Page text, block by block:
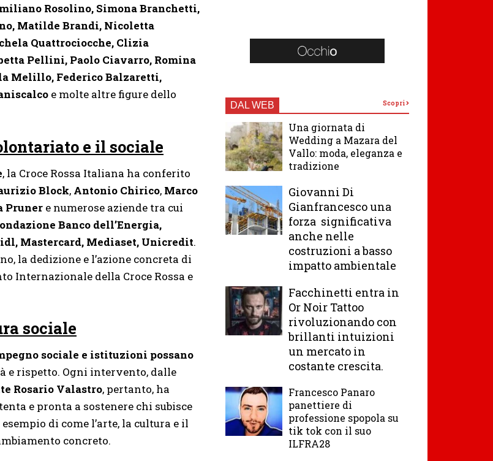
Rosolino, Simona Branchetti,
Matilde Brandi, Nicoletta
Quattrociocche, Clizia
Pellini, Paolo Ciavarro, Romina
Melillo, Federico Balzaretti,
e molte altre figure dello
e il sociale
, la Croce Rossa Italiana ha conferito
Block, Antonio Chirico, Marco
Pruner e numerose aziende tra cui
Banco dell’Energia,
Mastercard, Mediaset, Unicredit.
la dedizione e l’azione concreta di
Internazionale della Croce Rossa e
sociale
sociale e istituzioni possano
e rispetto. Ogni intervento, dalle
Rosario Valastro, pertanto, ha
e pronta a sostenere chi subisce
di come l’arte, la cultura e il
concreto.
DAL WEB Scopri
Una giornata di
Wedding a Mazara del
Vallo: moda, eleganza e
tradizione
Giovanni Di
Gianfrancesco una
forza significativa
anche nelle
costruzioni a basso
impatto ambientale
Facchinetti entra in
Or Noir Tattoo
rivoluzionando con
brillanti intuizioni
un mercato in
costante crescita.
Francesco Panaro
panettiere di
professione spopola su
tik tok con il suo
ILFRA28